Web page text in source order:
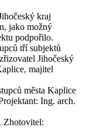
kraj
jako možný
podpořilo.
tří subjektů
Jihočeský
majitel
města Kaplice
Ing. arch.
Zhotovitel: